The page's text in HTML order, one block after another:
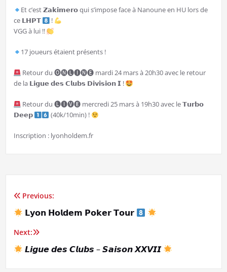
Et c’est 𝗭𝗮𝗸𝗶𝗺𝗲𝗿𝗼 qui s’impose face à Nanoune en HU lors de
ce 𝗟𝗛𝗣𝗧
!
VGG à lui !!
17 joueurs étaient présents !
Retour du 🅞🅝🅛🅘🅝🅔 mardi 24 mars à 20h30 avec le retour
de la 𝗟𝗶𝗴𝘂𝗲 𝗱𝗲𝘀 𝗖𝗹𝘂𝗯𝘀 𝗗𝗶𝘃𝗶𝘀𝗶𝗼𝗻 𝗜 !
Retour du 🅛🅘🅥🅔 mercredi 25 mars à 19h30 avec le 𝗧𝘂𝗿𝗯𝗼
𝗗𝗲𝗲𝗽
(40k/10min) !
Inscription : lyonholdem.fr
Navigation
de
l’article
Previous:
𝗟𝘆𝗼𝗻 𝗛𝗼𝗹𝗱𝗲𝗺 𝗣𝗼𝗸𝗲𝗿 𝗧𝗼𝘂𝗿
Next:
𝙇𝙞𝙜𝙪𝙚 𝙙𝙚𝙨 𝘾𝙡𝙪𝙗𝙨 – 𝙎𝙖𝙞𝙨𝙤𝙣 𝙓𝙓𝙑𝙄𝙄